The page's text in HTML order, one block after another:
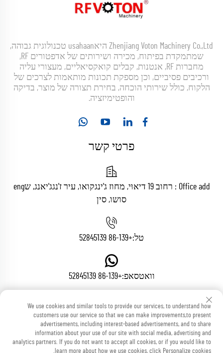
Zhenjiang Voton Machinery Co.,Ltd היאusahaan טכנולוגית גבוהה,
שמתמקדת בפיתוח, מכירה ושירותים של אדפטורים RF,
מחברות RF, אנטנות, קבלים קואקסיאליים, מעצורי עליה
ורכיבים פסיביים, וכן מספקת תכונות מותאמות לצרכים של
הלקוח, כולל שירותי הוכחה, בחירת תצורה של מוצר, בדיקה
והופטימיזציה.
פרטי קשר
Office add : רחוב 19 דיאוּי, מחוז ג'ינגקואו, עיר ז'נגג'יאנג, שeng
סושו, סין
טל:+86-139 52845139
וואטסאפ:+86-139 52845139
דואר אלקטרוני:[email protected]
We use cookies and similar tools to provide our services, to understand how
customers use our service so that we can make improvements,to present
advertisements, including interest-based advertisements, and to share
information about your use of our site with social media, advertising and
analytics partners. If you do not want to accept all cookies, or if you would like to
learn more about how we use cookies, click Personalize cookies.